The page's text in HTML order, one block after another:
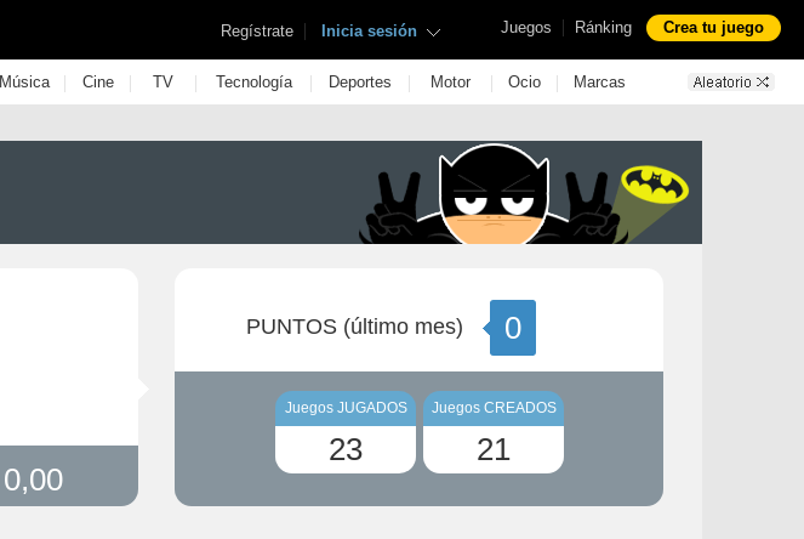
Juegos | Ránking Crea tu juego
Regístrate | Inicia sesión
Música | Cine | TV | Tecnología | Deportes | Motor | Ocio | Marcas
0,00
PUNTOS (último mes) 0
Juegos JUGADOS
23
Juegos CREADOS
21